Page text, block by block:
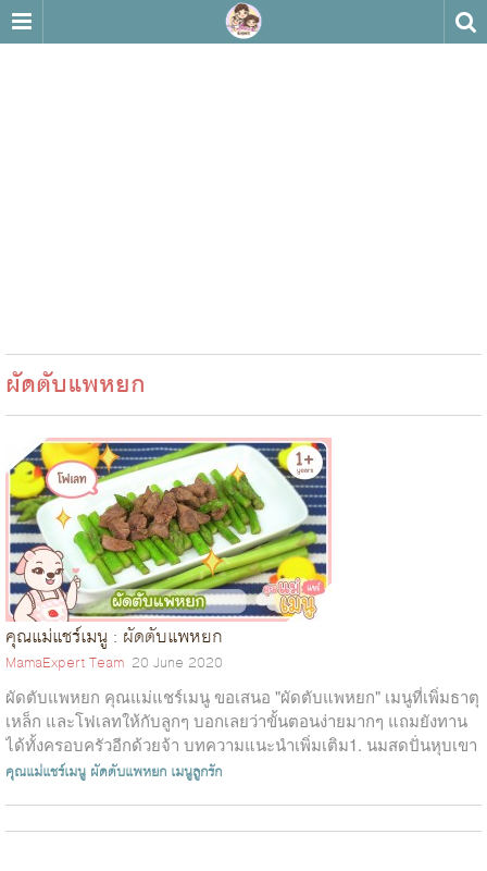
ผัดตับแพหยก
คุณแม่แชร์เมนู : ผัดตับแพหยก
MamaExpert Team 20 June 2020
ผัดตับแพหยก คุณแม่แชร์เมนู ขอเสนอ "ผัดตับแพหยก" เมนูที่เพิ่มธาตุ
เหล็ก และโฟเลทให้กับลูกๆ บอกเลยว่าขั้นตอนง่ายมากๆ แถมยังทาน
ได้ทั้งครอบครัวอีกด้วยจ้า บทความแนะนำเพิ่มเติม1. นมสดปั่นหุบเขา
ผลไม้2. แซ...
คุณแม่แชร์เมนู ผัดตับแพหยก เมนูลูกรัก